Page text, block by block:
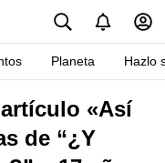
Planeta Hazlo
«Así
de “¿Y